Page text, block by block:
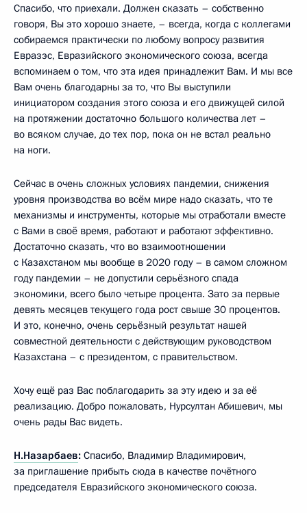
Спасибо, что приехали. Должен сказать – собственно
говоря, Вы это хорошо знаете, – всегда, когда с коллегами
собираемся практически по любому вопросу развития
Евразэс, Евразийского экономического союза, всегда
вспоминаем о том, что эта идея принадлежит Вам. И мы все
Вам очень благодарны за то, что Вы выступили
инициатором создания этого союза и его движущей силой
на протяжении достаточно большого количества лет –
во всяком случае, до тех пор, пока он не встал реально
на ноги.
Сейчас в очень сложных условиях пандемии, снижения
уровня производства во всём мире надо сказать, что те
механизмы и инструменты, которые мы отработали вместе
с Вами в своё время, работают и работают эффективно.
Достаточно сказать, что во взаимоотношении
с Казахстаном мы вообще в 2020 году – в самом сложном
году пандемии – не допустили серьёзного спада
экономики, всего было четыре процента. Зато за первые
девять месяцев текущего года рост свыше 30 процентов.
И это, конечно, очень серьёзный результат нашей
совместной деятельности с действующим руководством
Казахстана – с президентом, с правительством.
Хочу ещё раз Вас поблагодарить за эту идею и за её
реализацию. Добро пожаловать, Нурсултан Абишевич, мы
очень рады Вас видеть.
Н.Назарбаев: Спасибо, Владимир Владимирович,
за приглашение прибыть сюда в качестве почётного
председателя Евразийского экономического союза.